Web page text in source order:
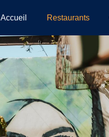
Accueil Restaurants